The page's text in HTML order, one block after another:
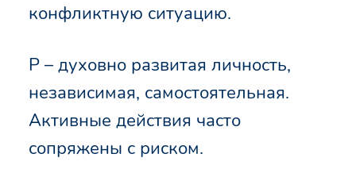
конфликтную ситуацию.
Р – духовно развитая личность,
независимая, самостоятельная.
Активные действия часто
сопряжены с риском.